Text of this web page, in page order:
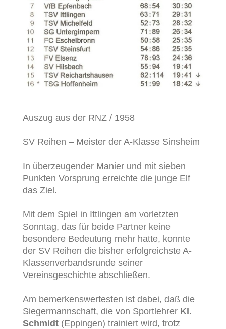
Auszug aus der RNZ / 1958
SV Reihen – Meister der A-Klasse Sinsheim
In überzeugender Manier und mit sieben
Punkten Vorsprung erreichte die junge Elf
das Ziel.
Mit dem Spiel in Ittlingen am vorletzten
Sonntag, das für beide Partner keine
besondere Bedeutung mehr hatte, konnte
der SV Reihen die bisher erfolgreichste A-
Klassenverbandsrunde seiner
Vereinsgeschichte abschließen.
Am bemerkenswertesten ist dabei, daß die
Siegermannschaft, die von Sportlehrer Kl.
Schmidt (Eppingen) trainiert wird, trotz